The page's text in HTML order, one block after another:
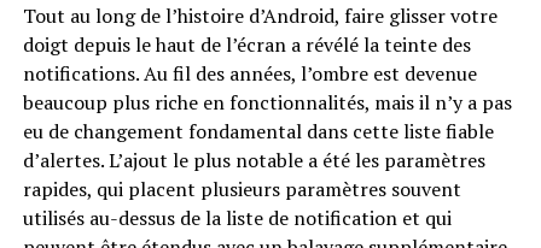
Tout au long de l’histoire d’Android, faire glisser votre
doigt depuis le haut de l’écran a révélé la teinte des
notifications. Au fil des années, l’ombre est devenue
beaucoup plus riche en fonctionnalités, mais il n’y a pas
eu de changement fondamental dans cette liste fiable
d’alertes. L’ajout le plus notable a été les paramètres
rapides, qui placent plusieurs paramètres souvent
utilisés au-dessus de la liste de notification et qui